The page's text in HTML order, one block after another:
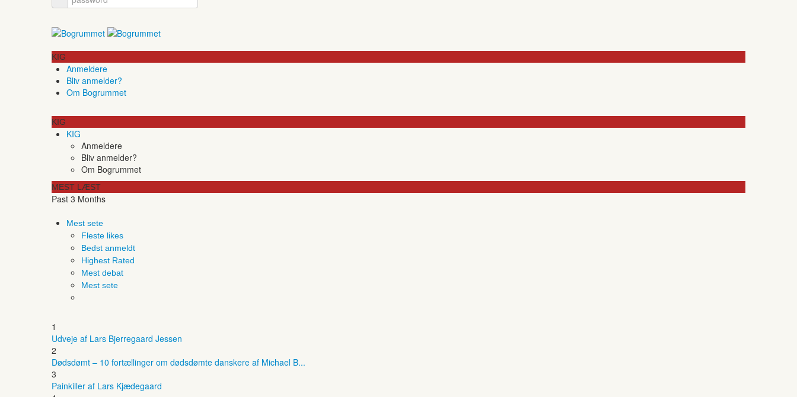
KIG
Anmeldere
Bliv anmelder?
Om Bogrummet
KIG
KIG
Anmeldere
Bliv anmelder?
Om Bogrummet
MEST LÆST
Past 3 Months
Mest sete
Fleste likes
Bedst anmeldt
Highest Rated
Mest debat
Mest sete
1
Udveje af Lars Bjerregaard Jessen
2
Dødsdømt – 10 fortællinger om dødsdømte danskere af Michael B...
3
Painkiller af Lars Kjædegaard